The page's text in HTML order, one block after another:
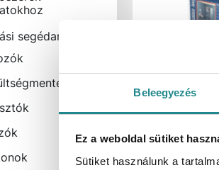
Beleegyezés
Ez a weboldal sütiket
Sütiket használunk a
segédanyagok
353 m
Cemix 8100
szalag 50 m
Cikkszám